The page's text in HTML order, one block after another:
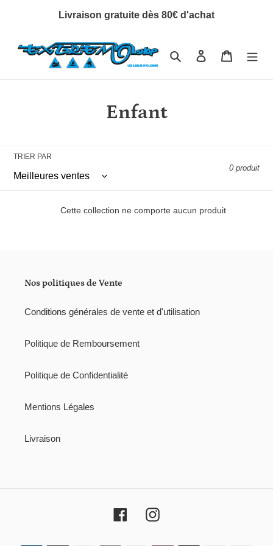
Livraison gratuite dès 80€ d'achat
RechercherSe connecter
Panier
C
l
e
n
:
Enfant
TRIER PAR
0 produit
Cette collection ne comporte aucun produit
Nos politiques de Vente
Conditions générales de vente et d'utilisation
Politique de Remboursement
Politique de Confidentialité
Mentions Légales
Livraison
FacebookInstagram